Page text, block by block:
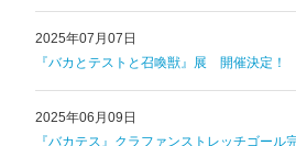
2025年07月07日
『バカとテストと召喚獣』展 開催決定！
2025年06月09日
『バカテス』クラファンストレッチゴール